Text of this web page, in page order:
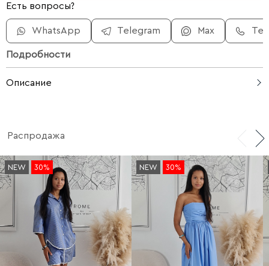
Есть вопросы?
WhatsApp Telegram Max
Подробности
Описание
Распродажа
NEW 30% NEW 30%